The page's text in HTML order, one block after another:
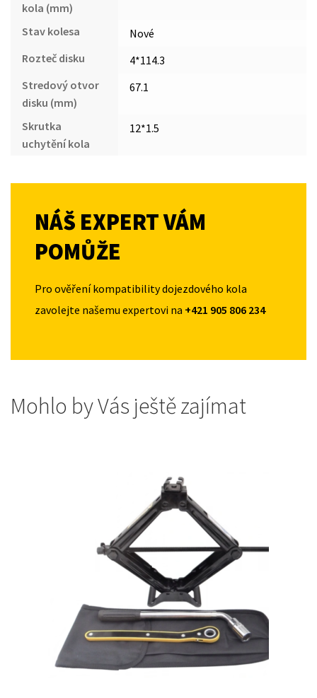
kola (mm)
Stav kolesa
Nové
Rozteč disku
4*114.3
Stredový otvor
disku (mm)
67.1
Skrutka
uchytění kola
12*1.5
NÁŠ EXPERT VÁM
POMŮŽE
Pro ověření kompatibility dojezdového kola
zavolejte našemu expertovi na +421 905 806 234
Mohlo by Vás ještě zajímat